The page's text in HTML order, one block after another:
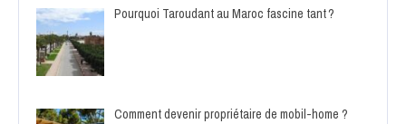
Pourquoi Taroudant au Maroc fascine tant ?
Comment devenir propriétaire de mobil-home ?